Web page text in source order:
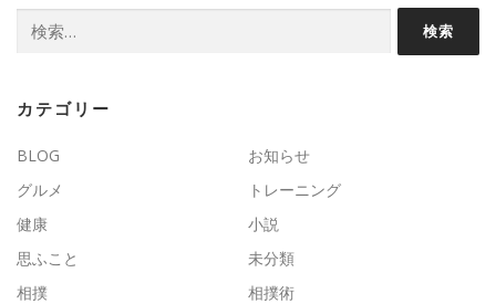
索:
カテゴリー
BLOG
お知らせ
グルメ
トレーニング
健康
小説
思ふこと
未分類
相撲
相撲術